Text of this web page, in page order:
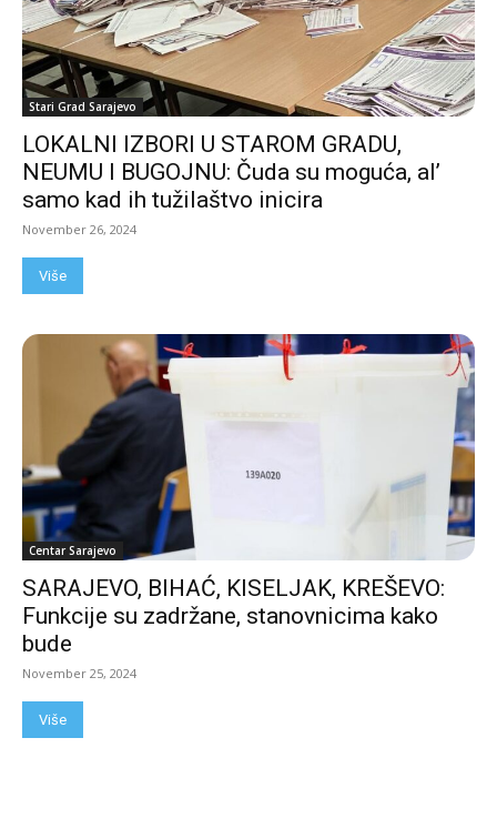
Stari Grad Sarajevo
LOKALNI IZBORI U STAROM GRADU,
NEUMU I BUGOJNU: Čuda su moguća, al’
samo kad ih tužilaštvo inicira
November 26, 2024
Više
Centar Sarajevo
SARAJEVO, BIHAĆ, KISELJAK, KREŠEVO:
Funkcije su zadržane, stanovnicima kako
bude
November 25, 2024
Više